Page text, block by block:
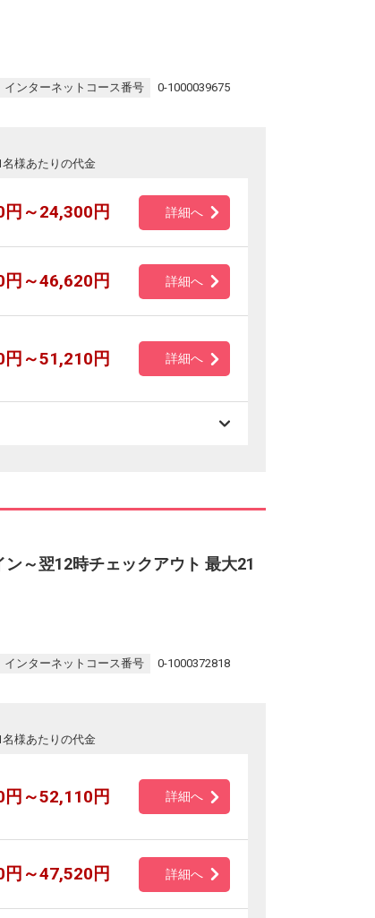
インターネットコース番号 0-1000039675
名様あたりの代金
～24,300円 詳細へ
円～46,620円 詳細へ
～51,210円 詳細へ
ン～翌12時チェックアウト 最大21
インターネットコース番号 0-1000372818
名様あたりの代金
～52,110円 詳細へ
円～47,520円 詳細へ